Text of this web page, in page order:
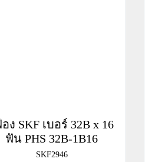
ง SKF เบอร์ 32B x 16
ฟัน PHS 32B-1B16
SKF2946